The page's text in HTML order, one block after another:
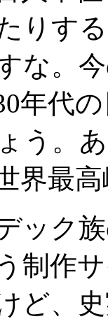
りす
な。
年代
う。
界最
ック
制作
ど、